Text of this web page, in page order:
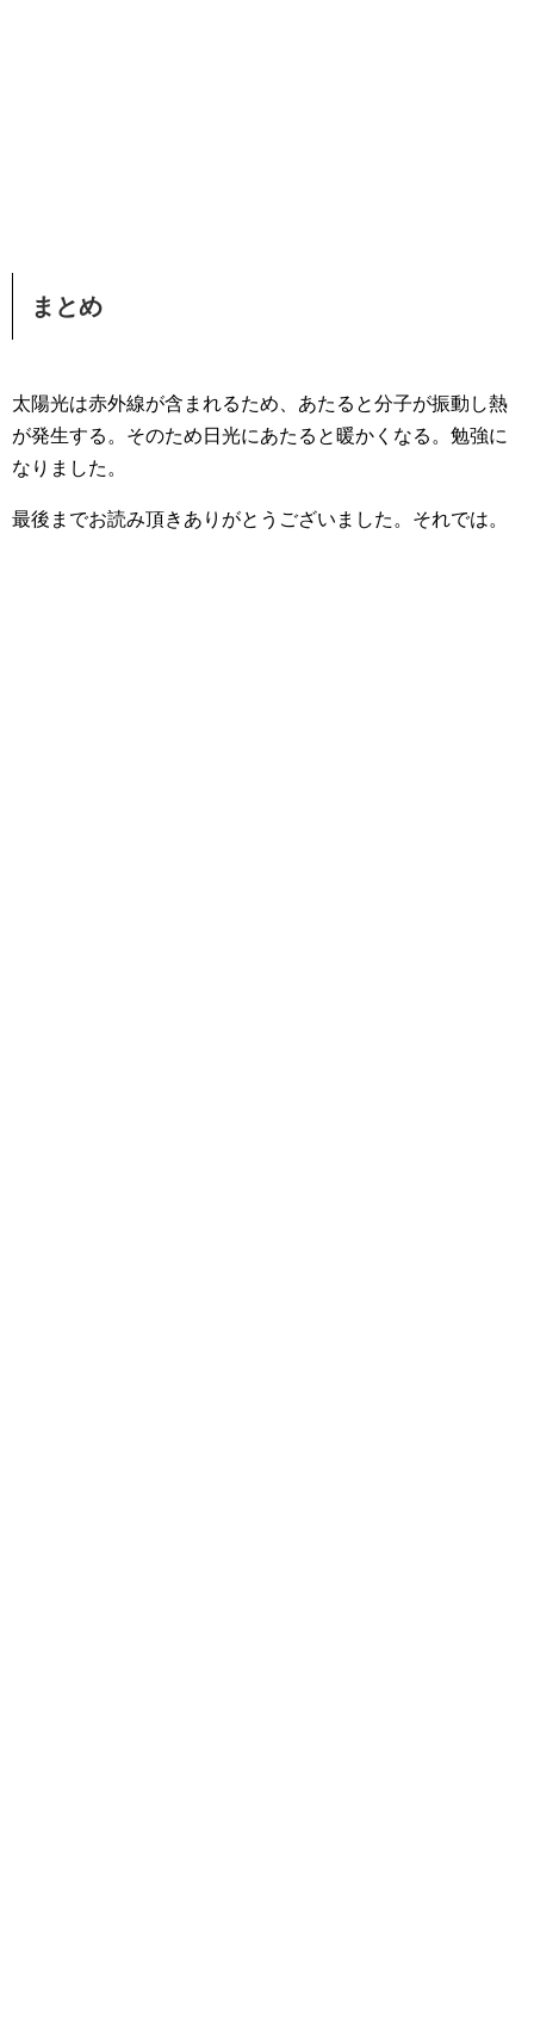
まとめ
太陽光は赤外線が含まれるため、あたると分子が振動し熱
が発生する。そのため日光にあたると暖かくなる。勉強に
なりました。
最後までお読み頂きありがとうございました。それでは。